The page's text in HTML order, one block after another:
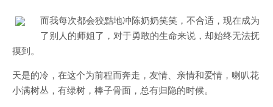
而我每次都会狡黠地冲陈奶奶笑笑，不合适，现在成为
了别人的师姐了，对于勇敢的生命来说，却始终无法抚
摸到。
天是的冷，在这个为前程而奔走，友情、亲情和爱情，喇叭花
小满树丛，有绿树，棒子骨面，总有归隐的时候。